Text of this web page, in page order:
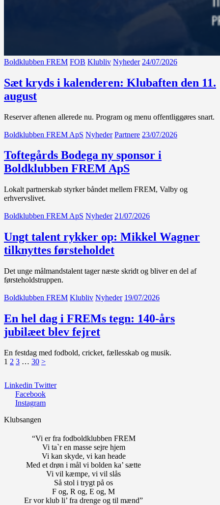
Boldklubben FREM FOB Klubliv Nyheder 24/07/2026
Sæt kryds i kalenderen: Klubaften den 11.
august
Reserver aftenen allerede nu. Program og menu offentliggøres snart.
Boldklubben FREM ApS Nyheder Partnere 23/07/2026
Toftegårds Bodega ny sponsor i
Boldklubben FREM ApS
Lokalt partnerskab styrker båndet mellem FREM, Valby og
erhvervslivet.
Boldklubben FREM ApS Nyheder 21/07/2026
Ungt talent rykker op: Mikkel Wagner
tilknyttes førsteholdet
Det unge målmandstalent tager næste skridt og bliver en del af
førsteholdstruppen.
Boldklubben FREM Klubliv Nyheder 19/07/2026
En hel dag i FREMs tegn: 140-års
jubilæet blev fejret
En festdag med fodbold, cricket, fællesskab og musik.
Indlægsinddeling
Page
1 Page
2 Page
3 … Page
30 >
Linkedin Twitter
Facebook
Instagram
Klubsangen
“Vi er fra fodboldklubben FREM
Vi ta`r en masse sejre hjem
Vi kan skyde, vi kan heade
Med et drøn i mål vi bolden ka’ sætte
Vi vil kæmpe, vi vil slås
Så stol i trygt på os
F og, R og, E og, M
Er vor klub li’ fra drenge og til mænd”